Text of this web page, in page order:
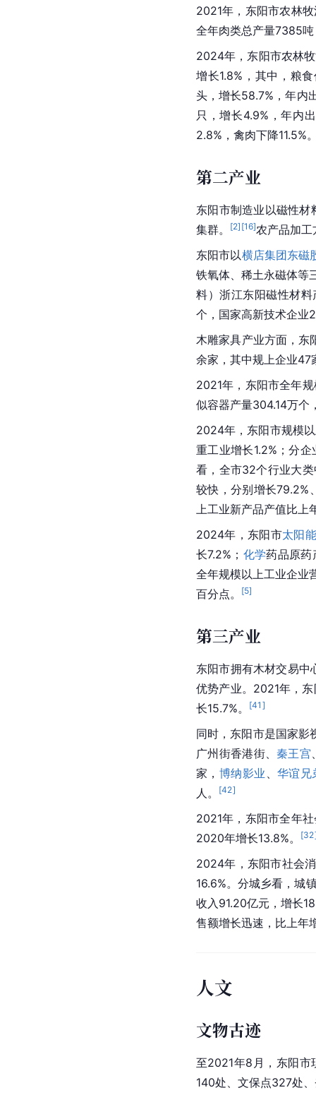
2021年，东阳市农林
全年肉类总产量7385
2024年，东阳市农林
增长1.8%，其中，粮
头，增长58.7%，年内
只，增长4.9%，年内
2.8%，禽肉下降11.5%
第二产业
东阳市制造业以磁性
集群。
[2] [16]农产品加工
东阳市以横店集团东磁
铁氧体、稀土永磁体等
料）浙江东阳磁性材
个，国家高新技术企业
木雕家具产业方面，东
余家，其中规上企业
2021年，东阳市全年
似容器产量304.14万
2024年，东阳市规模
重工业增长1.2%；分
看，全市32个行业大
较快，分别增长79.2%
上工业新产品产值比上
2024年，东阳市太阳
长7.2%； 化学药品原药
全年规模以上工业企业
百分点。
[5]
第三产业
东阳市拥有木材交易中
优势产业。2021年，
长15.7%。
[41 ]
同时，东阳市是国家影
广州街香港街、秦王宫
家， 博纳影业
华谊兄
人。
[42]
2021年，东阳市全年
2020年增长13.8%。
[32
2024年，东阳市社会
16.6%。分城乡看，城
收入91.20亿元，增长
售额增长迅速，比上年
人文
文物古迹
至2021年8月，东阳市
140处、文保点327处